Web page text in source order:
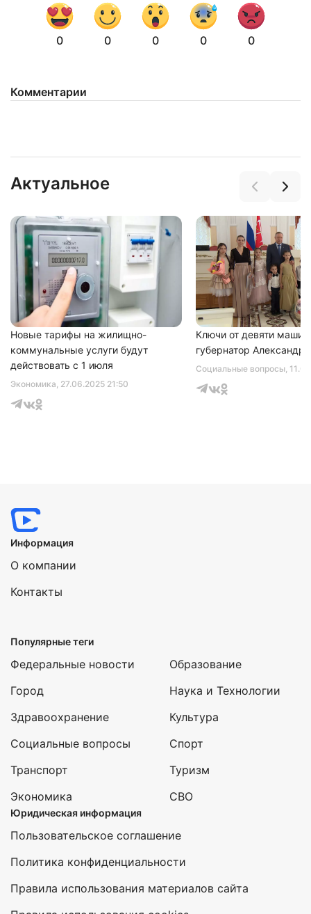
0 0 0 0 0
Комментарии
Актуальное
Экономика, 27.06.2025 21:50
Новые тарифы на жилищно-
коммунальные услуги будут
действовать с 1 июля
Социальные вопросы,
Ключи от девяти машин
губернатор Александр
Информация
О компании
Контакты
Популярные теги
Федеральные новости
Город
Здравоохранение
Социальные вопросы
Транспорт
Экономика
Образование
Наука и Технологии
Культура
Спорт
Туризм
СВО
Юридическая информация
Пользовательское соглашение
Политика конфиденциальности
Правила использования материалов сайта